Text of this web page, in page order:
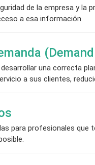
de la empresa y
a esa información.
una correcta
a sus clientes,
para profesionales que